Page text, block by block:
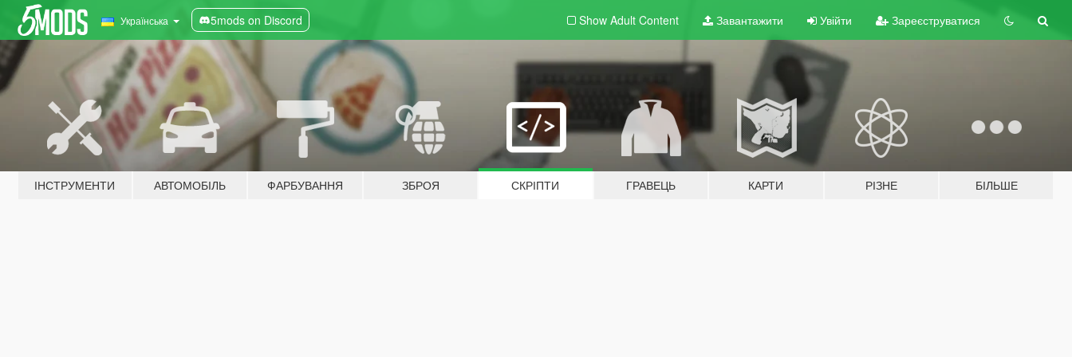
Українська 5mods on Discord Show Adult Content Завантажити Увійти Зареєструватися
ІНСТРУМЕНТИ АВТОМОБІЛЬ ФАРБУВАННЯ ЗБРОЯ СКРІПТИ ГРАВЕЦЬ КАРТИ РІЗНЕ БІЛЬШЕ